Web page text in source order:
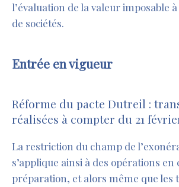
l’évaluation de la valeur imposable
de sociétés.
Entrée en vigueur
Réforme du pacte Dutreil :
réalisées à compter du 21
La restriction du champ de
s’applique ainsi à des opérations en
préparation, et alors même que les